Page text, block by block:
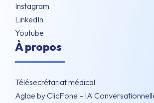
Instagram
LinkedIn
Youtube
À propos
Télésecrétariat médical
Aglae by ClicFone – IA